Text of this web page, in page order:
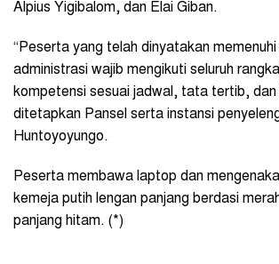
Alpius Yigibalom, dan Elai Giban.
“Peserta yang telah dinyatakan
administrasi wajib mengikuti seluruh
kompetensi sesuai jadwal, tata tertib,
ditetapkan Pansel serta instansi
Huntoyoyungo.
Peserta membawa laptop dan
kemeja putih lengan panjang berdasi
panjang hitam. (*)